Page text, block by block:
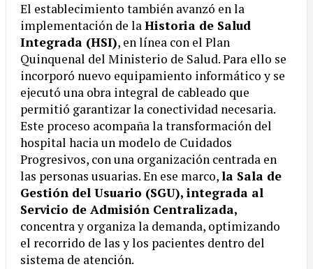
El establecimiento también avanzó en la
implementación de laHistoria de Salud
Integrada (HSI), en línea con el Plan
Quinquenal del Ministerio de Salud. Para ello se
incorporó nuevo equipamiento informático y se
ejecutó una obra integral de cableado que
permitió garantizar la conectividad necesaria.
Este proceso acompaña la transformación del
hospital hacia un modelo de Cuidados
Progresivos, con una organización centrada en
las personas usuarias. En ese marco,la Sala de
Gestión del Usuario (SGU), integrada al
Servicio de Admisión Centralizada,
concentra y organiza la demanda, optimizando
el recorrido de las y los pacientes dentro del
sistema de atención.